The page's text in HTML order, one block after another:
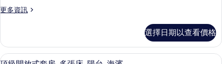
房,
景
的
更多資訊
更
開
放
式
選擇日期以查看價格
顯
頂級開放式套房, 多張床, 陽台, 海濱 |
6